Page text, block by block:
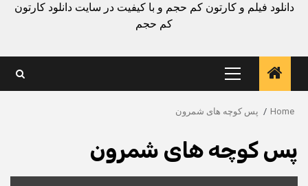
دانلود فیلم و کارتون کم حجم و با کیفیت در سایت دانلود کارتون
کم حجم
Primary
Menu
Home پس کوچه های شمرون
پس کوچه های شمرون